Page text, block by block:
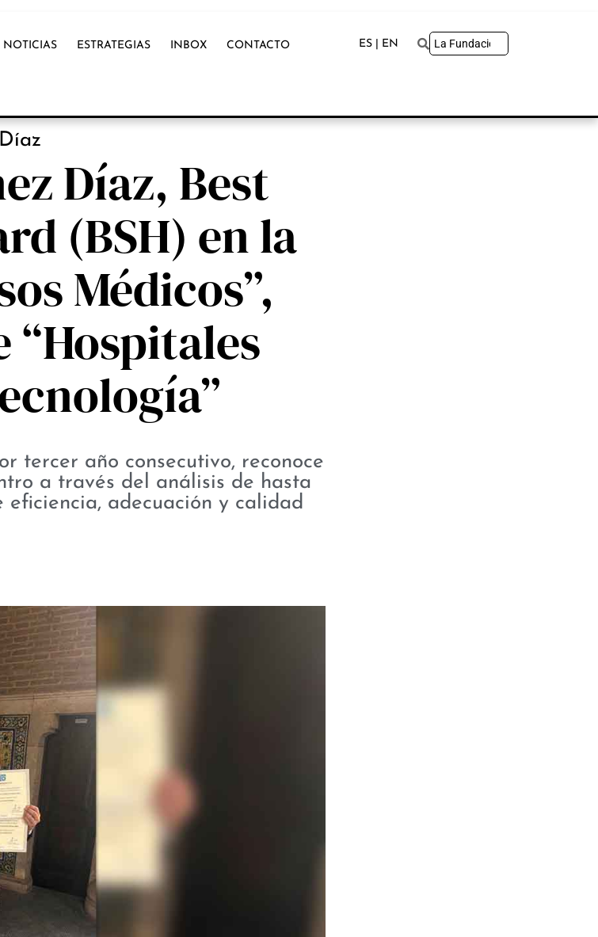
NOTICIAS ESTRATEGIAS INBOX CONTACTO ES | EN
Díaz, Best
(BSH) en la
Médicos”,
tercer año consecutivo, reconoce
a través del análisis de hasta
eficiencia, adecuación y calidad